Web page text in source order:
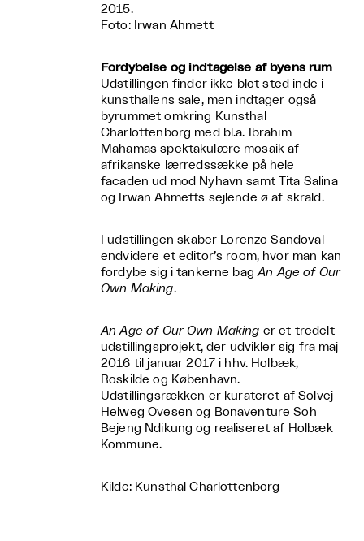
2015.
Foto: Irwan Ahmett
Fordybelse og indtagelse af byens rum
Udstillingen finder ikke blot sted inde i
kunsthallens sale, men indtager også
byrummet omkring Kunsthal
Charlottenborg med bl.a. Ibrahim
Mahamas spektakulære mosaik af
afrikanske lærredssække på hele
facaden ud mod Nyhavn samt Tita Salina
og Irwan Ahmetts sejlende ø af skrald.
I udstillingen skaber Lorenzo Sandoval
endvidere et editor’s room, hvor man kan
fordybe sig i tankerne bagAn Age of Our
Own Making.
An Age of Our Own Making er et tredelt
udstillingsprojekt, der udvikler sig fra maj
2016 til januar 2017 i hhv. Holbæk,
Roskilde og København.
Udstillingsrækken er kurateret af Solvej
Helweg Ovesen og Bonaventure Soh
Bejeng Ndikung og realiseret af Holbæk
Kommune.
Kilde: Kunsthal Charlottenborg